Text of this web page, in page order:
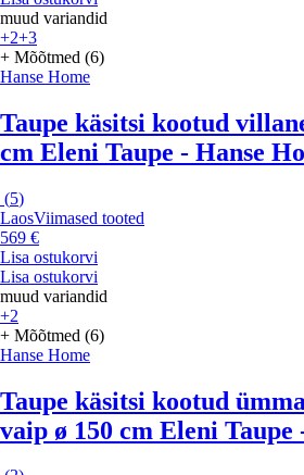
muud variandid
+2+3
+ Mõõtmed (6)
Hanse Home
Taupe käsitsi kootud
cm Eleni Taupe - Hanse
(5)
LaosViimased tooted
569 €
Lisa ostukorvi
Lisa ostukorvi
muud variandid
+2
+ Mõõtmed (6)
Hanse Home
Taupe käsitsi kootud
vaip ø 150 cm Eleni Taupe